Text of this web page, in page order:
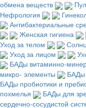
обмена веществ
Нефрология
Антибактериальные
Женская гигиена
Уход за телом
Уход за лицом
БАДы витаминно-
микро- элементы
БАДы
БАДы пробиотики и
похмелья
БАДы для
сердечно-сосудистой